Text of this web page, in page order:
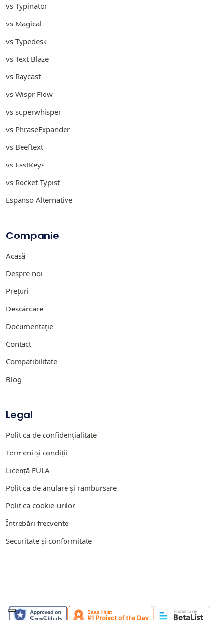
vs Typinator
vs Magical
vs Typedesk
vs Text Blaze
vs Raycast
vs Wispr Flow
vs superwhisper
vs PhraseExpander
vs Beeftext
vs FastKeys
vs Rocket Typist
Espanso Alternative
Companie
Acasă
Despre noi
Prețuri
Descărcare
Documentație
Contact
Compatibilitate
Blog
Legal
Politica de confidențialitate
Termeni și condiții
Licență EULA
Politica de anulare și rambursare
Politica cookie-urilor
Întrebări frecvente
Securitate și conformitate